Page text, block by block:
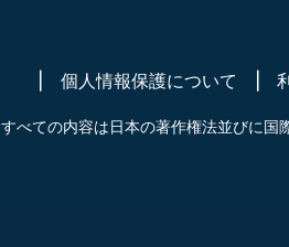
個人情報保護について
すべての内容は日本の著作権法並びに国